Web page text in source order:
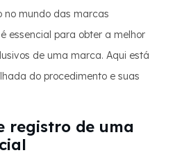
mundo das marcas
essencial para obter a melhor
de uma marca. Aqui está
do procedimento e suas
registro de uma